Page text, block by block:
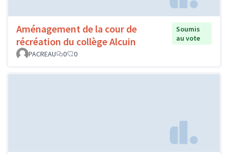
Aménagement de la cour de
récréation du collège Alcuin
Soumis
au vote
PACREAU
0 0